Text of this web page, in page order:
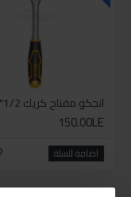
150.00LE
اضافة للسلة